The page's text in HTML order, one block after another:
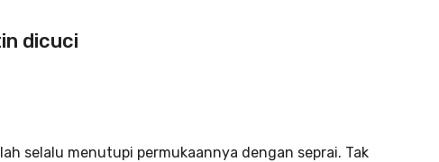
dicuci
selalu menutupi permukaannya dengan seprai. Tak